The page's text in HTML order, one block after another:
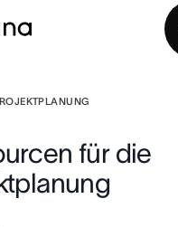
Vertrieb kontaktieren
für die